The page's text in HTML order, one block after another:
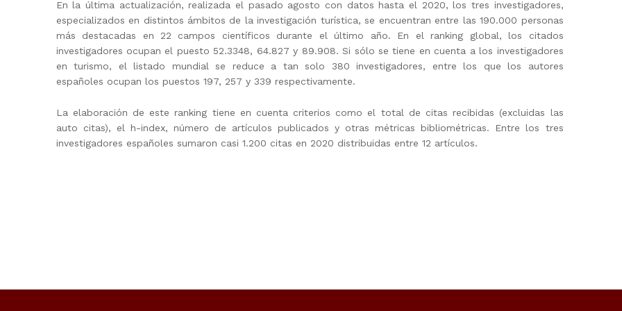
En la última actualización, realizada el pasado agosto con datos hasta el 2020, los tres investigadores,
especializados en distintos ámbitos de la investigación turística, se encuentran entre las 190.000 personas
más destacadas en 22 campos científicos durante el último año. En el ranking global, los citados
investigadores ocupan el puesto 52.3348, 64.827 y 89.908. Si sólo se tiene en cuenta a los investigadores
en turismo, el listado mundial se reduce a tan solo 380 investigadores, entre los que los autores
españoles ocupan los puestos 197, 257 y 339 respectivamente.
La elaboración de este ranking tiene en cuenta criterios como el total de citas recibidas (excluidas las
auto citas), el h-index, número de artículos publicados y otras métricas bibliométricas. Entre los tres
investigadores españoles sumaron casi 1.200 citas en 2020 distribuidas entre 12 artículos.